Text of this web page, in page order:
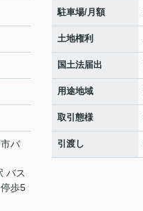
バ
バス
歩5
駐車場/月額
土地権利
国土法届出
用途地域
取引態様
引渡し